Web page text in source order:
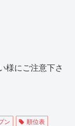
様にご注意下さ
ン 順位表